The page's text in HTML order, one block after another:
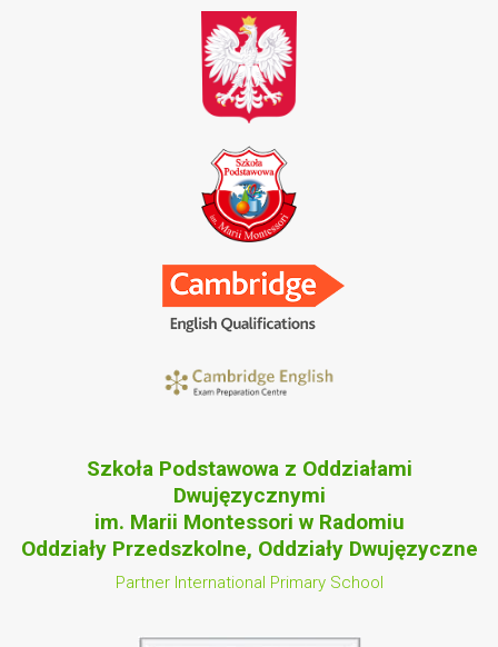
Szkoła Podstawowa z Oddziałami
Dwujęzycznymi
im. Marii Montessori w Radomiu
Oddziały Przedszkolne, Oddziały Dwujęzyczne
Partner International Primary School